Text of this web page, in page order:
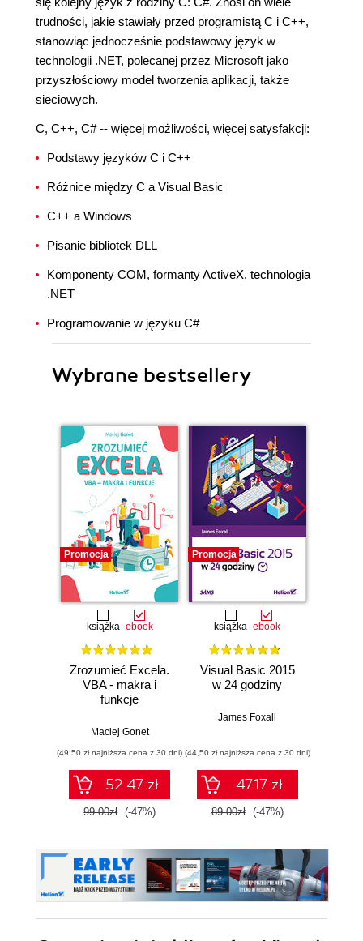
trudności, jakie stawiały przed programistą C i C++,
stanowiąc jednocześnie podstawowy język w
technologii .NET, polecanej przez Microsoft jako
przyszłościowy model tworzenia aplikacji, także
sieciowych.
C, C++, C# -- więcej możliwości, więcej satysfakcji:
Podstawy języków C i C++
Różnice między C a Visual Basic
C++ a Windows
Pisanie bibliotek DLL
Komponenty COM, formanty ActiveX, technologia
.NET
Programowanie w języku C#
Wybrane bestsellery
Promocja
książka ebook
Zrozumieć Excela.
VBA - makra i
funkcje
Maciej Gonet
(49,50 zł najniższa cena z 30 dni)
52.47 zł
99.00zł (-47%)
Promocja
książka ebook
Visual Basic 2015
w 24 godziny
James Foxall
(44,50 zł najniższa cena z 30 dni)
47.17 zł
89.00zł (-47%)